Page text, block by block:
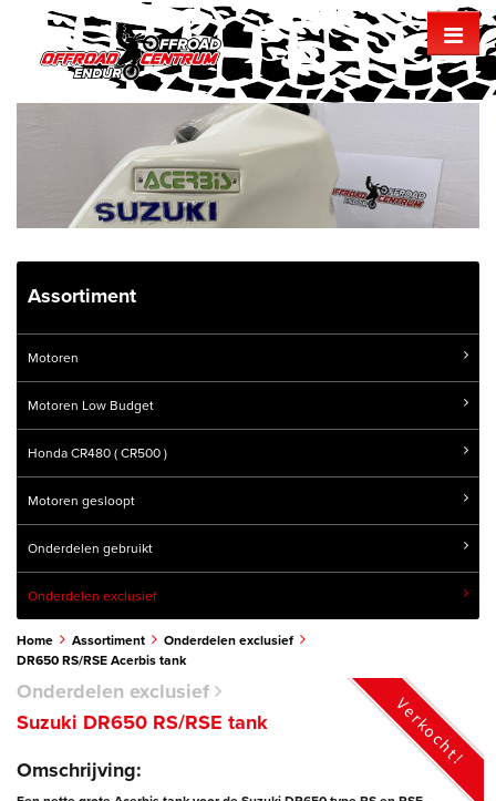
Assortiment
Motoren
Motoren Low Budget
Honda CR480 ( CR500 )
Motoren gesloopt
Onderdelen gebruikt
Onderdelen exclusief
Home Assortiment
Onderdelen exclusief
DR650 RS/RSE Acerbis tank
Verkocht!
Onderdelen exclusief
Suzuki DR650 RS/RSE tank
Omschrijving: